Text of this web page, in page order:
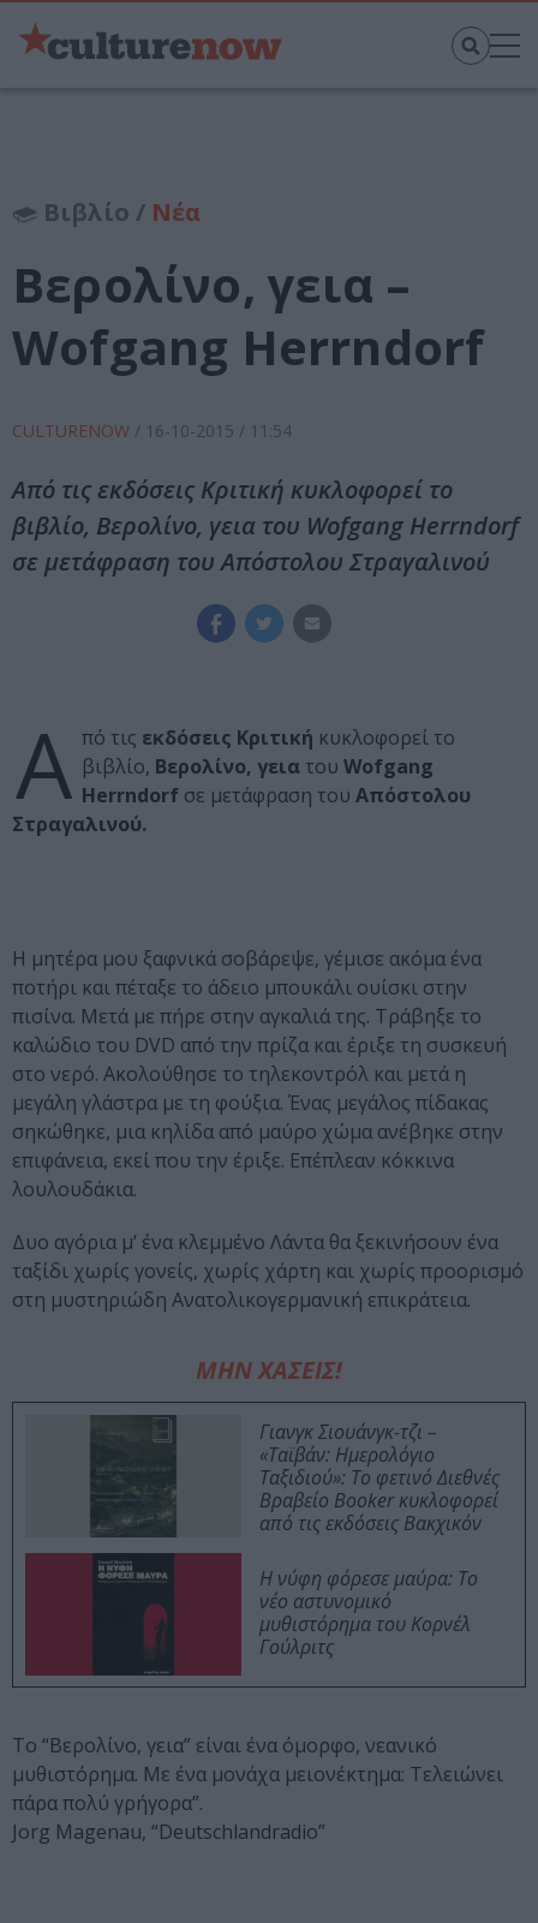
Βιβλίο / Νέα
Βερολίνο, γεια –
Wofgang Herrndorf
CULTURENOW / 16-10-2015 / 11:54
Από τις εκδόσεις Κριτική κυκλοφορεί το
βιβλίο, Βερολίνο, γεια του Wofgang Herrndorf
σε μετάφραση του Απόστολου Στραγαλινού
Α πό τις εκδόσεις Κριτική κυκλοφορεί το
βιβλίο, Βερολίνο, γεια του Wofgang
Herrndorf σε μετάφραση του Απόστολου
Στραγαλινού.
Η μητέρα μου ξαφνικά σοβάρεψε, γέμισε ακόμα ένα
ποτήρι και πέταξε το άδειο μπουκάλι ουίσκι στην
πισίνα. Μετά με πήρε στην αγκαλιά της. Τράβηξε το
καλώδιο του DVD από την πρίζα και έριξε τη συσκευή
στο νερό. Ακολούθησε το τηλεκοντρόλ και μετά η
μεγάλη γλάστρα με τη φούξια. Ένας μεγάλος πίδακας
σηκώθηκε, μια κηλίδα από μαύρο χώμα ανέβηκε στην
επιφάνεια, εκεί που την έριξε. Επέπλεαν κόκκινα
λουλουδάκια.
Δυο αγόρια μ’ ένα κλεμμένο Λάντα θα ξεκινήσουν ένα
ταξίδι χωρίς γονείς, χωρίς χάρτη και χωρίς προορισμό
στη μυστηριώδη Ανατολικογερμανική επικράτεια.
ΜΗΝ ΧΑΣΕΙΣ!
Γιανγκ Σιουάνγκ-τζι –
«Ταϊβάν: Ημερολόγιο
Ταξιδιού»: Το φετινό Διεθνές
Βραβείο Booker κυκλοφορεί
από τις εκδόσεις Βακχικόν
Η νύφη φόρεσε μαύρα: Το
νέο αστυνομικό
μυθιστόρημα του Κορνέλ
Γούλριτς
Το “Βερολίνο, γεια” είναι ένα όμορφο, νεανικό
μυθιστόρημα. Με ένα μονάχα μειονέκτημα: Τελειώνει
πάρα πολύ γρήγορα”.
Jorg Magenau, “Deutschlandradio”